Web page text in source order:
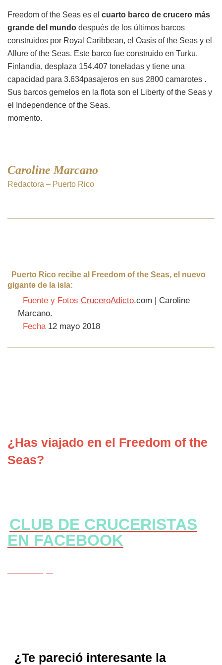
Freedom of the Seas es el cuarto barco de crucero más
grande del mundo después de los últimos barcos
construidos por Royal Caribbean, el Oasis of the Seas y el
Allure of the Seas. Este barco fue construido en Turku,
Finlandia, desplaza 154.407 toneladas y tiene una
capacidad para 3.634pasajeros en sus 2800 camarotes .
Sus barcos gemelos en la flota son el Liberty of the Seas y
el Independence of the Seas.
momento.
Caroline Marcano
Redactora – Puerto Rico
Puerto Rico recibe al Freedom of the Seas, el nuevo
gigante de la isla:
Fuente y Fotos CruceroAdicto.com | Caroline
Marcano.
Fecha12 mayo 2018
¿Has viajado en el Freedom of the
Seas?
CLUB DE CRUCERISTAS
EN FACEBOOK
¿Te pareció interesante la